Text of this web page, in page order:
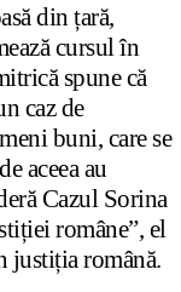
din țară,
cursul în
spune că
caz de
buni, care se
aceea au
Cazul Sorina
române”, el
justiția română.